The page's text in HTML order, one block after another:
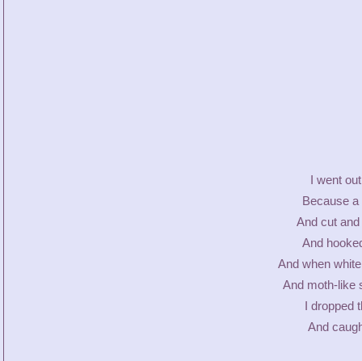
I went
Because
And cut
And
And when
And moth-like
I dropped
And